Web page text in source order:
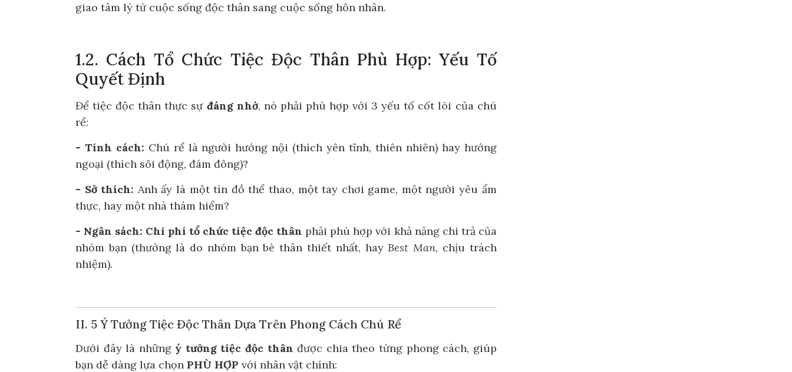
giao tâm lý từ cuộc sống độc thân sang cuộc sống hôn nhân.
1.2. Cách Tổ Chức Tiệc Độc Thân Phù Hợp: Yếu Tố
Quyết Định
Để tiệc độc thân thực sự đáng nhớ, nó phải phù hợp với 3 yếu tố cốt lõi của chú
rể:
- Tính cách: Chú rể là người hướng nội (thích yên tĩnh, thiên nhiên) hay hướng
ngoại (thích sôi động, đám đông)?
- Sở thích: Anh ấy là một tín đồ thể thao, một tay chơi game, một người yêu ẩm
thực, hay một nhà thám hiểm?
- Ngân sách: Chi phí tổ chức tiệc độc thân phải phù hợp với khả năng chi trả của
nhóm bạn (thường là do nhóm bạn bè thân thiết nhất, hayBest Man, chịu trách
nhiệm).
II. 5 Ý Tưởng Tiệc Độc Thân Dựa Trên Phong Cách Chú Rể
Dưới đây là những ý tưởng tiệc độc thân được chia theo từng phong cách, giúp
bạn dễ dàng lựa chọn PHÙ HỢP với nhân vật chính: